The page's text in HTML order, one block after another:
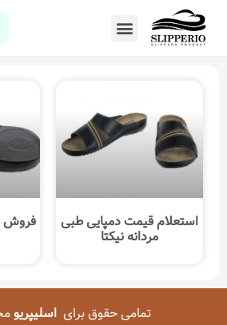
استعلام قیمت دمپایی طبی
مردانه نیکتا
فروش
تمامی حقوق برایاسلیپریو